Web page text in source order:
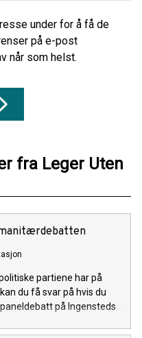
under for å få de
på e-post
når som helst.
fra Leger Uten
partiene har på
du få svar på hvis du
på Ingensteds